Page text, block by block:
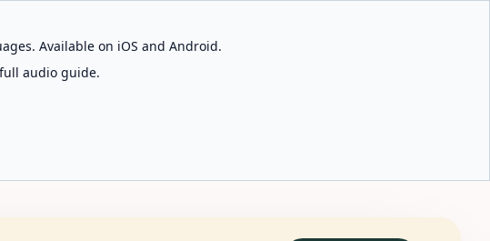
Available on iOS and Android.
audio guide.